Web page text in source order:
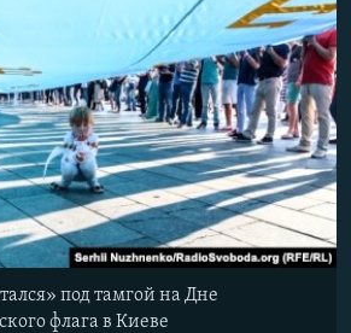
под тамгой на Дне
флага в Киеве